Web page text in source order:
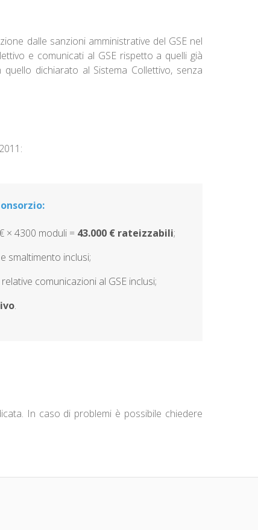
dalle sanzioni amministrative del GSE nel
e comunicati al GSE rispetto a quelli già
dichiarato al Sistema Collettivo, senza
× 4300 moduli = 43.000 € rateizzabili;
smaltimento inclusi;
comunicazioni al GSE inclusi;
.
In caso di problemi è possibile chiedere